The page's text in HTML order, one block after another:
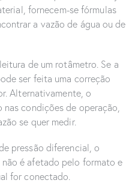
fornecem-se fórmulas
a vazão de água ou de
de um rotâmetro. Se a
ser feita uma correção
Alternativamente, o
condições de operação,
se quer medir.
pressão diferencial, o
é afetado pelo formato e
for conectado.